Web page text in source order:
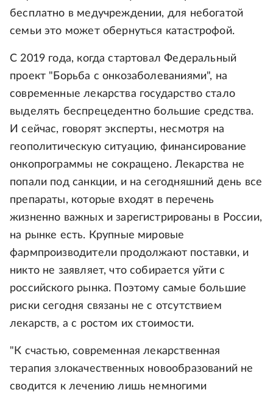
бесплатно в медучреждении, для небогатой
семьи это может обернуться катастрофой.
С 2019 года, когда стартовал Федеральный
проект "Борьба с онкозаболеваниями", на
современные лекарства государство стало
выделять беспрецедентно большие средства.
И сейчас, говорят эксперты, несмотря на
геополитическую ситуацию, финансирование
онкопрограммы не сокращено. Лекарства не
попали под санкции, и на сегодняшний день все
препараты, которые входят в перечень
жизненно важных и зарегистрированы в России,
на рынке есть. Крупные мировые
фармпроизводители продолжают поставки, и
никто не заявляет, что собирается уйти с
российского рынка. Поэтому самые большие
риски сегодня связаны не с отсутствием
лекарств, а с ростом их стоимости.
"К счастью, современная лекарственная
терапия злокачественных новообразований не
сводится к лечению лишь немногими